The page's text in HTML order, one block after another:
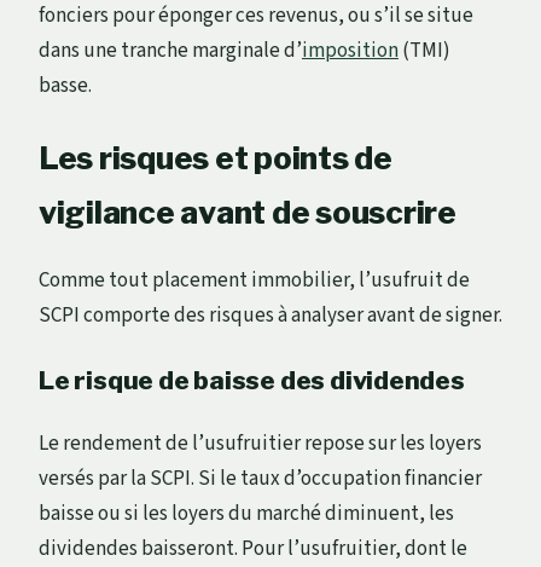
fonciers pour éponger ces revenus, ou s’il se situe
dans une tranche marginale d’imposition(TMI)
basse.
Les risques et points de
vigilance avant de souscrire
Comme tout placement immobilier, l’usufruit de
SCPI comporte des risques à analyser avant de signer.
Le risque de baisse des dividendes
Le rendement de l’usufruitier repose sur les loyers
versés par la SCPI. Si le taux d’occupation financier
baisse ou si les loyers du marché diminuent, les
dividendes baisseront. Pour l’usufruitier, dont le